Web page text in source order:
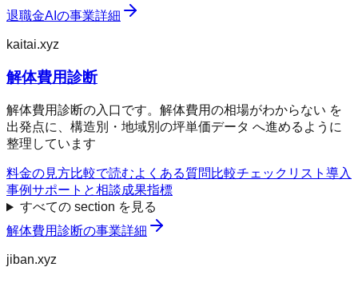
退職金AI の事業詳細
kaitai.xyz
解体費用診断
解体費用診断の入口です。解体費用の相場がわからない を
出発点に、構造別・地域別の坪単価データ へ進めるように
整理しています
料金の見方比較で読むよくある質問 比較チェックリスト 導入
事例サポートと相談成果指標
すべての section を見る
解体費用診断の事業詳細
jiban.xyz